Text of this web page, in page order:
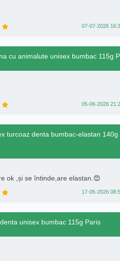
07-07-2026
cu animalute unisex bumbac 115g
05-06-2026
turcoaz denta bumbac-elastan 140g
ok ,și se întinde,are elastan.😍
17-05-2026
unisex bumbac 115g Paris